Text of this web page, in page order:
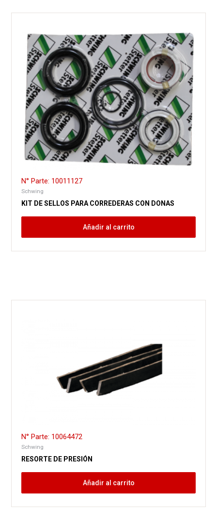
N° Parte: 10011127
Schwing
KIT DE SELLOS PARA CORREDERAS CON DONAS
Añadir al carrito
N° Parte: 10064472
Schwing
RESORTE DE PRESIÓN
Añadir al carrito